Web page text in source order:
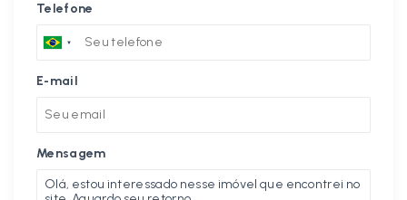
Telefone
E-mail
Mensagem